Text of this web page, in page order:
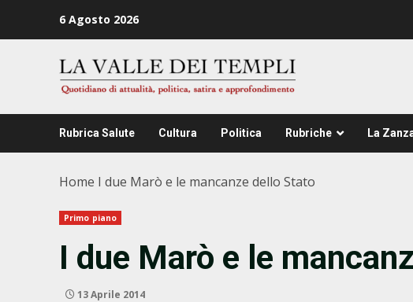
6 Agosto 2026
Rubrica Salute Cultura Politica Rubriche La
Home I due Marò e le mancanze dello Stato
Primo piano
I due Marò e le
13 Aprile 2014